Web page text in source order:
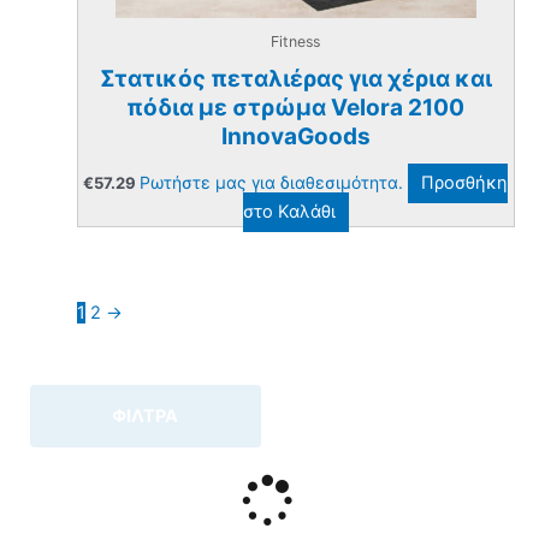
ΦΙΛΤΡΑ
Fitness
Στατικός πεταλιέρας για χέρια και
πόδια με στρώμα Velora 2100
InnovaGoods
€57.29 Ρωτήστε μας για διαθεσιμότητα.
Προσθήκη
στο Καλάθι
1 2 →